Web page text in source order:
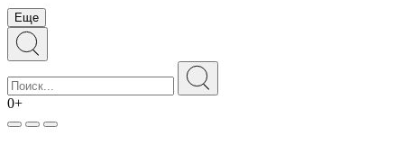
Еще
0+